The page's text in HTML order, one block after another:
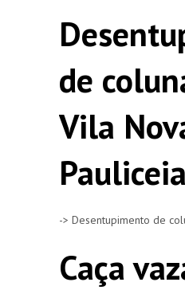
de
Vila
Pauliceia
-> Desentupimento de
Caça